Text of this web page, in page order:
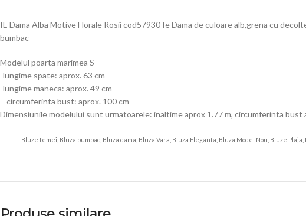
IE Dama Alba Motive Florale Rosii cod57930 Ie Dama de culoare alb,grena cu
bumbac
Modelul poarta marimea S
-lungime spate: aprox. 63 cm
-lungime maneca: aprox. 49 cm
– circumferinta bust: aprox. 100 cm
Dimensiunile modelului sunt urmatoarele: inaltime aprox 1.77 m, circumferinta
Bluze femei, Bluza bumbac, Bluza dama, Bluza Vara, Bluza Eleganta, Bluza Model Nou, Bluze